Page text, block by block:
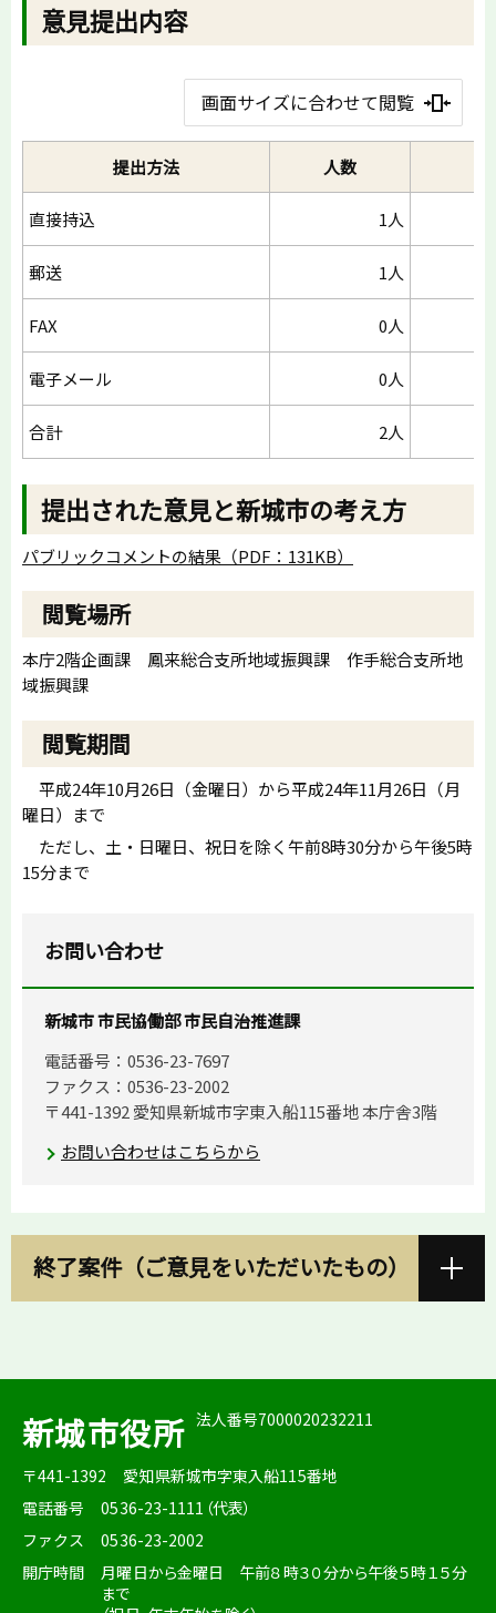
意見提出内容
画面サイズに合わせて閲覧
提出方法 人数
直接持込 1人
郵送 1人
FAX 0人
電子メール 0人
合計 2人
提出された意見と新城市の考え方
パブリックコメントの結果（PDF：131KB）
閲覧場所
本庁2階企画課 鳳来総合支所地域振興課 作手総合支所地
域振興課
閲覧期間
平成24年10月26日（金曜日）から平成24年11月26日（月
曜日）まで
ただし、土・日曜日、祝日を除く午前8時30分から午後5時
15分まで
お問い合わせ
新城市 市民協働部 市民自治推進課
電話番号：0536-23-7697
ファクス：0536-23-2002
〒441-1392 愛知県新城市字東入船115番地 本庁舎3階
お問い合わせはこちらから
終了案件（ご意見をいただいたもの）
新城市役所 法人番号7000020232211
〒441-1392
愛知県新城市字東入船115番地
電話番号
0536-23-1111（代表）
ファクス
0536-23-2002
開庁時間
月曜日から金曜日 午前８時３０分から午後５時１５分
まで